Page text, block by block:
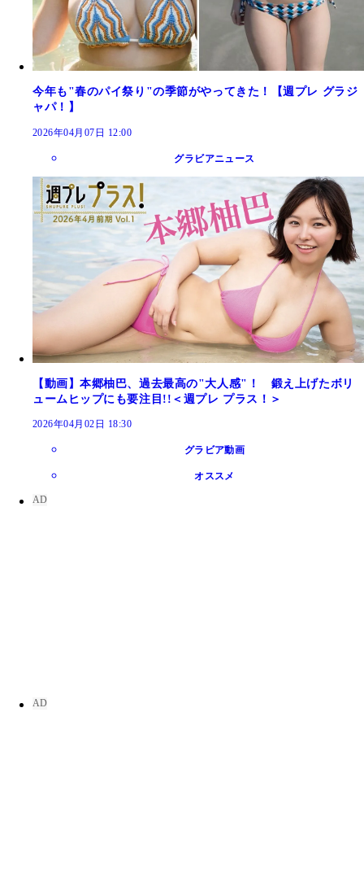
今年も"春のパイ祭り"の季節がやってきた！【週プレ グラジ
ャパ！】
2026年04月07日 12:00
グラビアニュース
【動画】本郷柚巴、過去最高の"大人感"！ 鍛え上げたボリ
ュームヒップにも要注目!!＜週プレ プラス！＞
2026年04月02日 18:30
グラビア動画
オススメ